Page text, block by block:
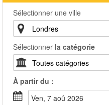
Sélectionner une ville
Sélectionner la catégorie
À partir du :
ven, 7 aoû 2026